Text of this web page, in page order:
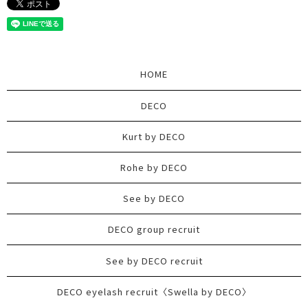
HOME
DECO
Kurt by DECO
Rohe by DECO
See by DECO
DECO group recruit
See by DECO recruit
DECO eyelash recruit〈Swella by DECO〉